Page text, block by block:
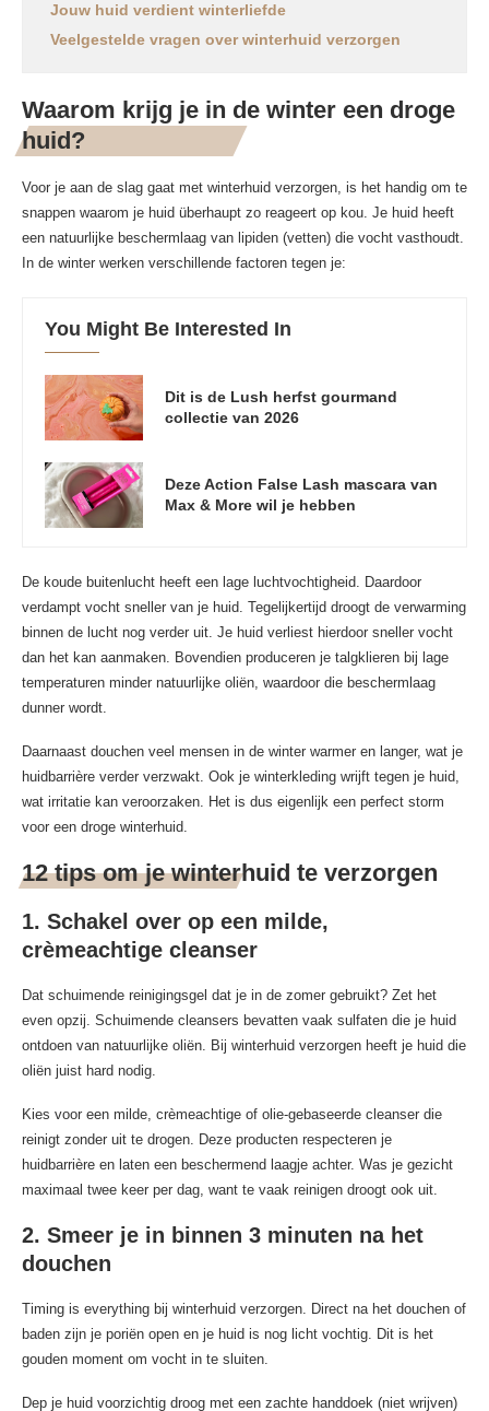
Jouw huid verdient winterliefde
Veelgestelde vragen over winterhuid verzorgen
Waarom krijg je in de winter een droge
huid?
Voor je aan de slag gaat met winterhuid verzorgen, is het handig om te
snappen waarom je huid überhaupt zo reageert op kou. Je huid heeft
een natuurlijke beschermlaag van lipiden (vetten) die vocht vasthoudt.
In de winter werken verschillende factoren tegen je:
You Might Be Interested In
Dit is de Lush herfst gourmand
collectie van 2026
Deze Action False Lash mascara van
Max & More wil je hebben
De koude buitenlucht heeft een lage luchtvochtigheid. Daardoor
verdampt vocht sneller van je huid. Tegelijkertijd droogt de verwarming
binnen de lucht nog verder uit. Je huid verliest hierdoor sneller vocht
dan het kan aanmaken. Bovendien produceren je talgklieren bij lage
temperaturen minder natuurlijke oliën, waardoor die beschermlaag
dunner wordt.
Daarnaast douchen veel mensen in de winter warmer en langer, wat je
huidbarrière verder verzwakt. Ook je winterkleding wrijft tegen je huid,
wat irritatie kan veroorzaken. Het is dus eigenlijk een perfect storm
voor een droge winterhuid.
12 tips om je winterhuid te verzorgen
1. Schakel over op een milde,
crèmeachtige cleanser
Dat schuimende reinigingsgel dat je in de zomer gebruikt? Zet het
even opzij. Schuimende cleansers bevatten vaak sulfaten die je huid
ontdoen van natuurlijke oliën. Bij winterhuid verzorgen heeft je huid die
oliën juist hard nodig.
Kies voor een milde, crèmeachtige of olie-gebaseerde cleanser die
reinigt zonder uit te drogen. Deze producten respecteren je
huidbarrière en laten een beschermend laagje achter. Was je gezicht
maximaal twee keer per dag, want te vaak reinigen droogt ook uit.
2. Smeer je in binnen 3 minuten na het
douchen
Timing is everything bij winterhuid verzorgen. Direct na het douchen of
baden zijn je poriën open en je huid is nog licht vochtig. Dit is het
gouden moment om vocht in te sluiten.
Dep je huid voorzichtig droog met een zachte handdoek (niet wrijven)